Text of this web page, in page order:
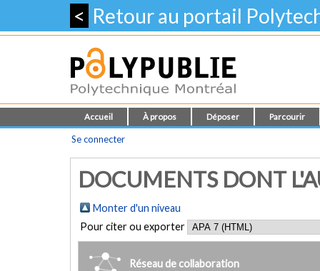
< Retour au portail
Accueil À propos Déposer Parcourir
Se connecter
DOCUMENTS DONT
Monter d'un niveau
Pour citer ou exporter
Réseau de collaboration